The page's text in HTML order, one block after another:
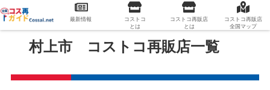
村上市 コストコ再販店一覧
最新情報
コストコ
とは
コストコ再販店
とは
コストコ再販店
全国マップ